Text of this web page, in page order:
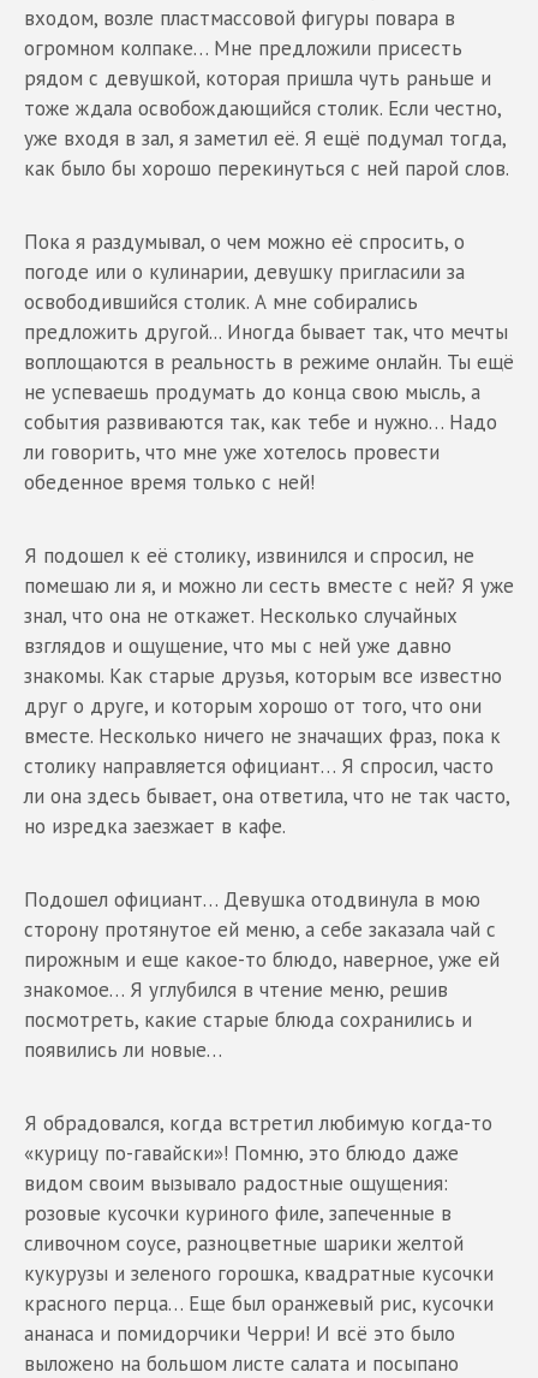
входом, возле пластмассовой фигуры повара в
огромном колпаке… Мне предложили присесть
рядом с девушкой, которая пришла чуть раньше и
тоже ждала освобождающийся столик. Если честно,
уже входя в зал, я заметил её. Я ещё подумал тогда,
как было бы хорошо перекинуться с ней парой слов.
Пока я раздумывал, о чем можно её спросить, о
погоде или о кулинарии, девушку пригласили за
освободившийся столик. А мне собирались
предложить другой... Иногда бывает так, что мечты
воплощаются в реальность в режиме онлайн. Ты ещё
не успеваешь продумать до конца свою мысль, а
события развиваются так, как тебе и нужно… Надо
ли говорить, что мне уже хотелось провести
обеденное время только с ней!
Я подошел к её столику, извинился и спросил, не
помешаю ли я, и можно ли сесть вместе с ней? Я уже
знал, что она не откажет. Несколько случайных
взглядов и ощущение, что мы с ней уже давно
знакомы. Как старые друзья, которым все известно
друг о друге, и которым хорошо от того, что они
вместе. Несколько ничего не значащих фраз, пока к
столику направляется официант… Я спросил, часто
ли она здесь бывает, она ответила, что не так часто,
но изредка заезжает в кафе.
Подошел официант… Девушка отодвинула в мою
сторону протянутое ей меню, а себе заказала чай с
пирожным и еще какое-то блюдо, наверное, уже ей
знакомое… Я углубился в чтение меню, решив
посмотреть, какие старые блюда сохранились и
появились ли новые…
Я обрадовался, когда встретил любимую когда-то
«курицу по-гавайски»! Помню, это блюдо даже
видом своим вызывало радостные ощущения:
розовые кусочки куриного филе, запеченные в
сливочном соусе, разноцветные шарики желтой
кукурузы и зеленого горошка, квадратные кусочки
красного перца… Еще был оранжевый рис, кусочки
ананаса и помидорчики Черри! И всё это было
выложено на большом листе салата и посыпано